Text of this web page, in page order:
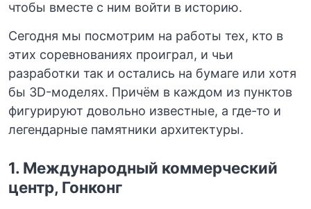
чтобы вместе с ним войти в историю.
Сегодня мы посмотрим на работы тех, кто в
этих соревнованиях проиграл, и чьи
разработки так и остались на бумаге или хотя
бы 3D-моделях. Причём в каждом из пунктов
фигурируют довольно известные, а где-то и
легендарные памятники архитектуры.
1. Международный коммерческий
центр, Гонконг